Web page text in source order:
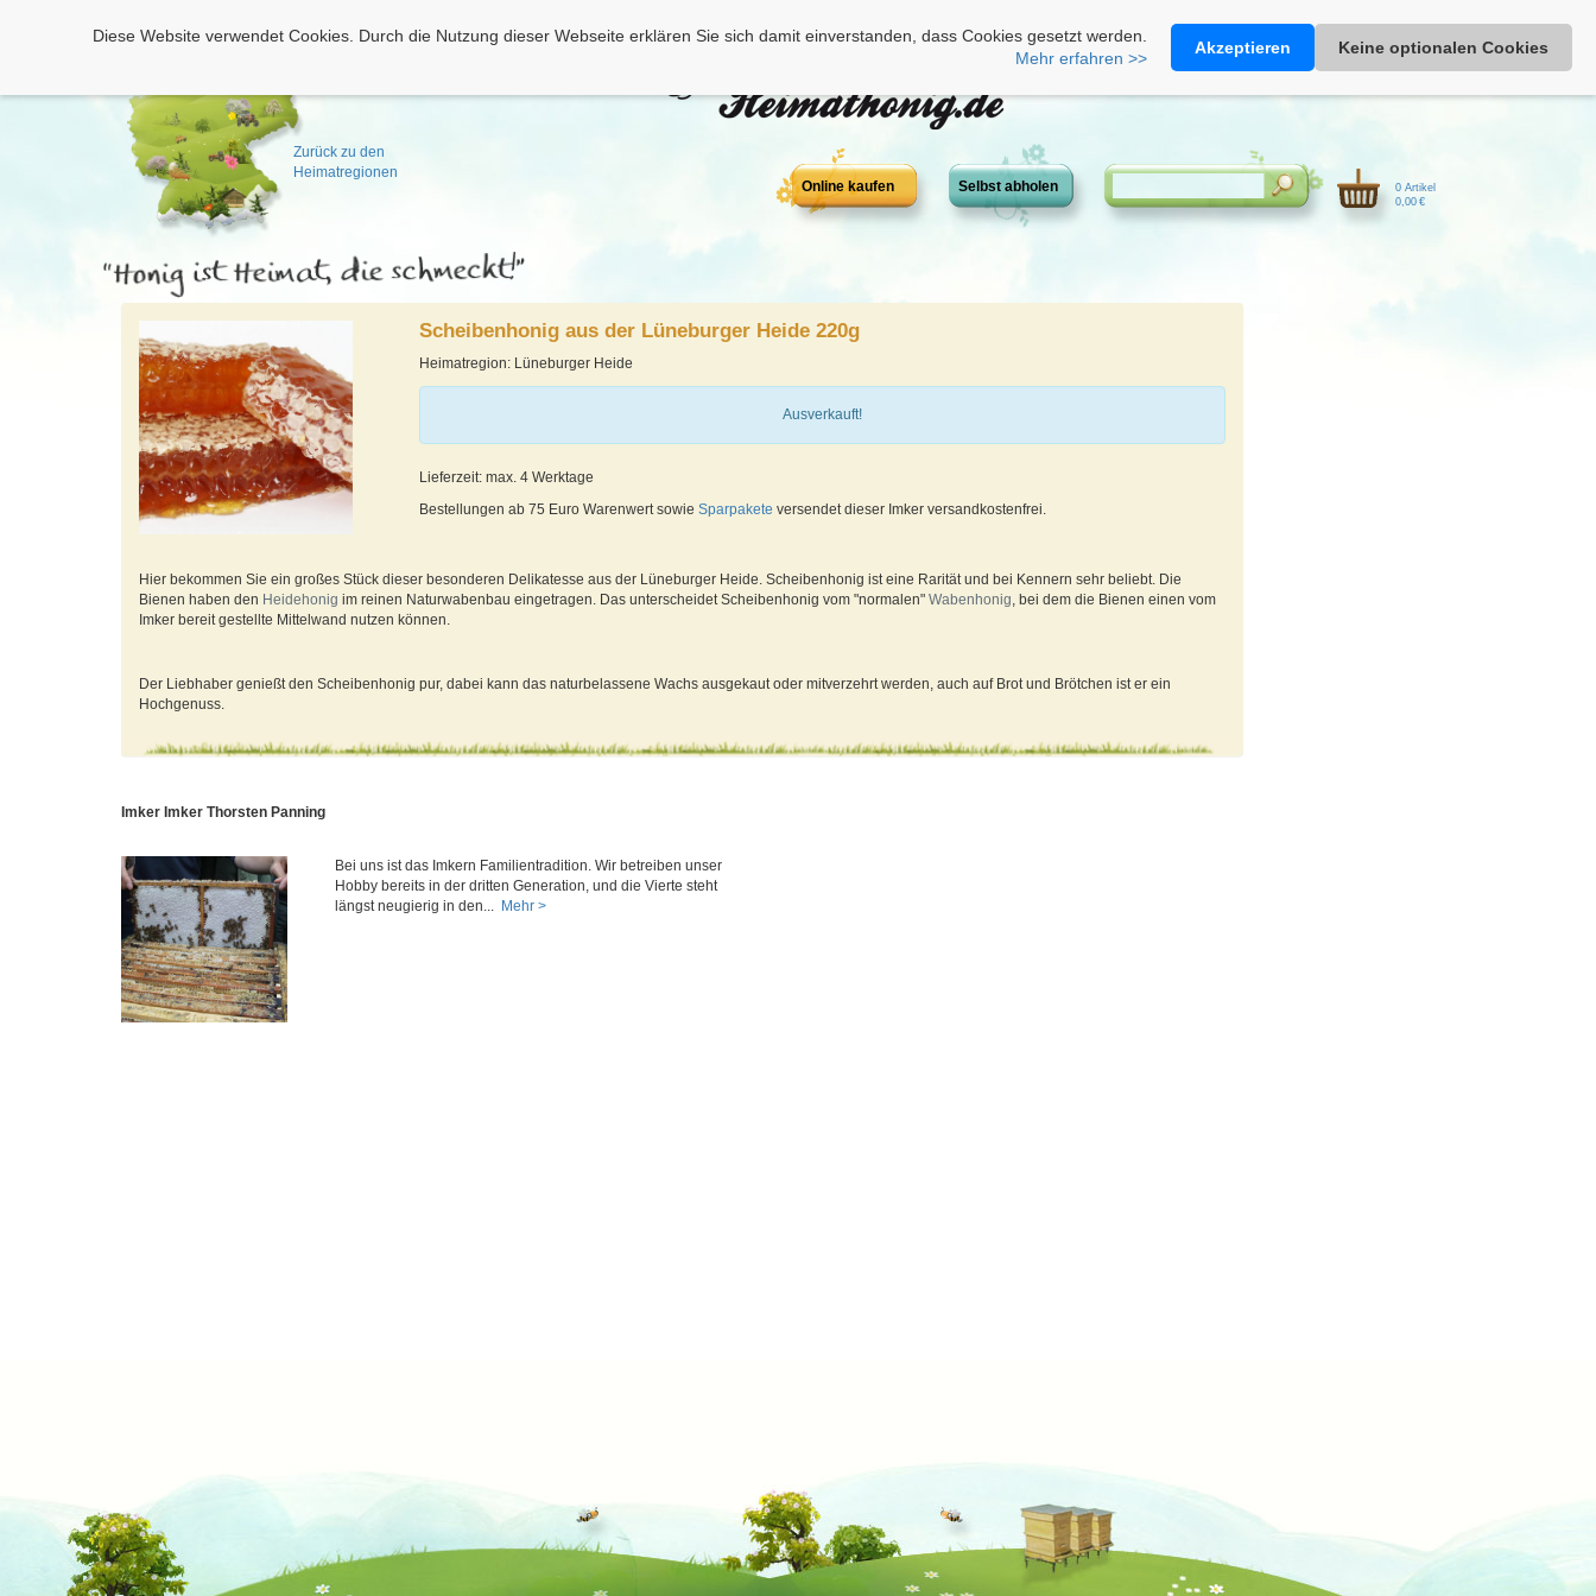
Zurück zu den
Heimatregionen
Heimathonig auf Facebook|Kunden-Login|Warenkorb
Diese Website verwendet Cookies. Durch die Nutzung dieser Webseite erklären Sie sich damit einverstanden, dass Cookies gesetzt werden.
Mehr erfahren >>
Akzeptieren Keine optionalen Cookies
Online kaufen Selbst abholen
0 Artikel
0,00 €
Scheibenhonig aus der Lüneburger Heide 220g
Heimatregion: Lüneburger Heide
Ausverkauft!
Lieferzeit: max. 4 Werktage
Bestellungen ab 75 Euro Warenwert sowieSparpakete versendet dieser Imker versandkostenfrei.
Hier bekommen Sie ein großes Stück dieser besonderen Delikatesse aus der Lüneburger Heide. Scheibenhonig ist eine Rarität und bei Kennern sehr beliebt. Die
Bienen haben den Heidehonig im reinen Naturwabenbau eingetragen. Das unterscheidet Scheibenhonig vom "normalen" Wabenhonig, bei dem die Bienen einen vom
Imker bereit gestellte Mittelwand nutzen können.
Der Liebhaber genießt den Scheibenhonig pur, dabei kann das naturbelassene Wachs ausgekaut oder mitverzehrt werden, auch auf Brot und Brötchen ist er ein
Hochgenuss.
Imker Imker Thorsten Panning
Bei uns ist das Imkern Familientradition. Wir betreiben unser
Hobby bereits in der dritten Generation, und die Vierte steht
längst neugierig in den... Mehr >